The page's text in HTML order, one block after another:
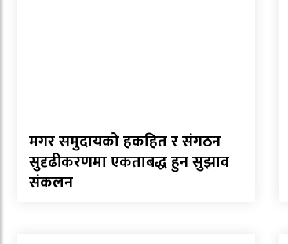
मगर समुदायको हकहित र संगठन
सुदृढीकरणमा एकताबद्ध हुन सुझाव
संकलन